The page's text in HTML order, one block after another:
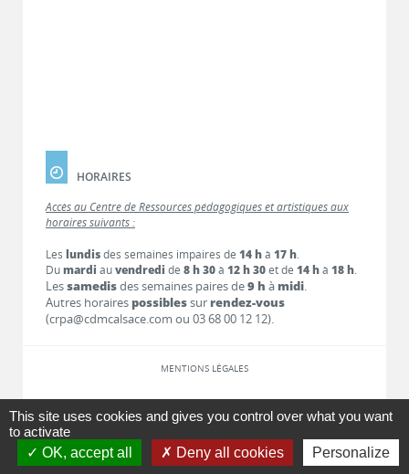
HORAIRES
Accès au Centre de Ressources pédagogiques et artistiques aux
horaires suivants :
Les lundisdes semaines impaires de 14 hà 17 h.
Dumardi auvendredi de 8 h 30à 12 h 30et de 14 hà 18 h.
Lessamedisdes semaines paires de9 h à midi.
Autres horaires possiblessur rendez-vous
(crpa@cdmcalsace.com ou 03 68 00 12 12).
MENTIONS LÉGALES
LIENS
CONTACT
This site uses cookies and gives you control over what you want
to activate
OK, accept all
Deny all cookies Personalize